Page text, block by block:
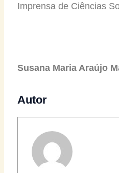
Imprensa de Ciências
Susana Maria Araújo
Autor